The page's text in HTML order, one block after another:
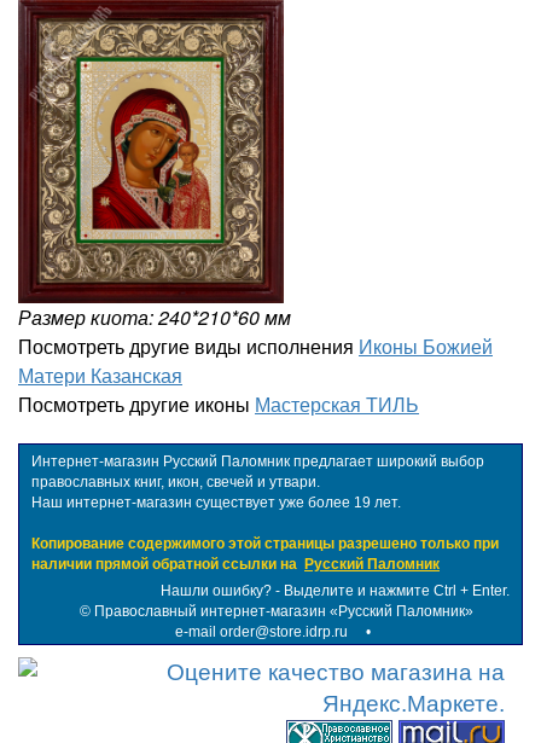
Размер киота: 240*210*60 мм
Посмотреть другие виды исполнения Иконы Божией
Матери Казанская
Посмотреть другие иконы Мастерская ТИЛЬ
Интернет-магазин Русский Паломник предлагает широкий выбор
православных книг, икон, свечей и утвари.
Наш интернет-магазин существует уже более 19 лет.
Копирование содержимого этой страницы разрешено только при
наличии прямой обратной ссылки на Русский Паломник
Нашли ошибку? - Выделите и нажмите Ctrl + Enter.
© Православный интернет-магазин «Русский Паломник»
e-mail order@store.idrp.ru •